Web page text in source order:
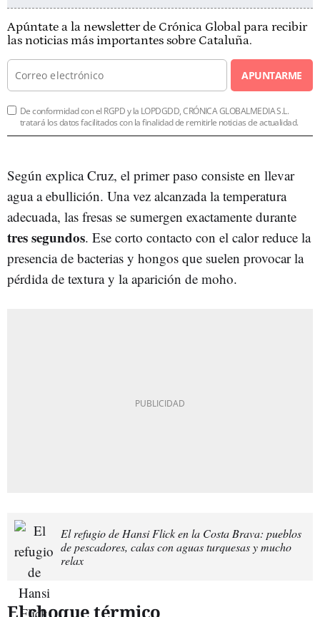
Apúntate a la newsletter de Crónica Global para recibir
las noticias más importantes sobre Cataluña.
APUNTARME
De conformidad con el RGPD y la LOPDGDD, CRÓNICA GLOBALMEDIA S.L.
tratará los datos facilitados con la finalidad de remitirle noticias de actualidad.
Según explica Cruz, el primer paso consiste en llevar
agua a ebullición. Una vez alcanzada la temperatura
adecuada, las fresas se sumergen exactamente durante
tres segundos. Ese corto contacto con el calor reduce la
presencia de bacterias y hongos que suelen provocar la
pérdida de textura y la aparición de moho.
El refugio de Hansi Flick en la Costa Brava: pueblos
de pescadores, calas con aguas turquesas y mucho
relax
El choque térmico